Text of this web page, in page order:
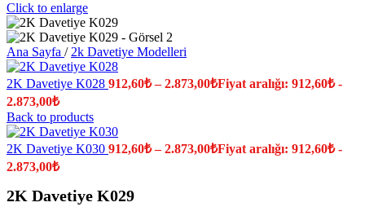
Click to enlarge
Ana Sayfa / 2k Davetiye Modelleri
2K Davetiye K028 912,60₺ –2.873,00₺Fiyat aralığı: 912,60₺ -
2.873,00₺
Back to products
2K Davetiye K030 912,60₺ –2.873,00₺Fiyat aralığı: 912,60₺ -
2.873,00₺
2K Davetiye K029